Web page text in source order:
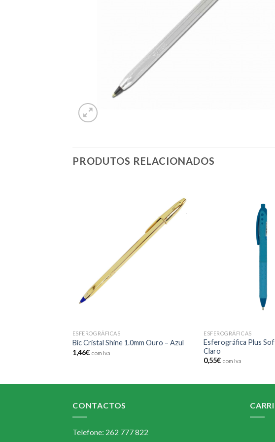
PRODUTOS RELACIONADOS
Add to
ESFEROGRÁFICAS
Bic Cristal Shine 1.0mm Ouro – Azul
1,46€ com Iva
ESFEROGRÁFICAS
Esferográfica Plus
Claro
0,55€ com Iva
CONTACTOS
Telefone: 262 777 822